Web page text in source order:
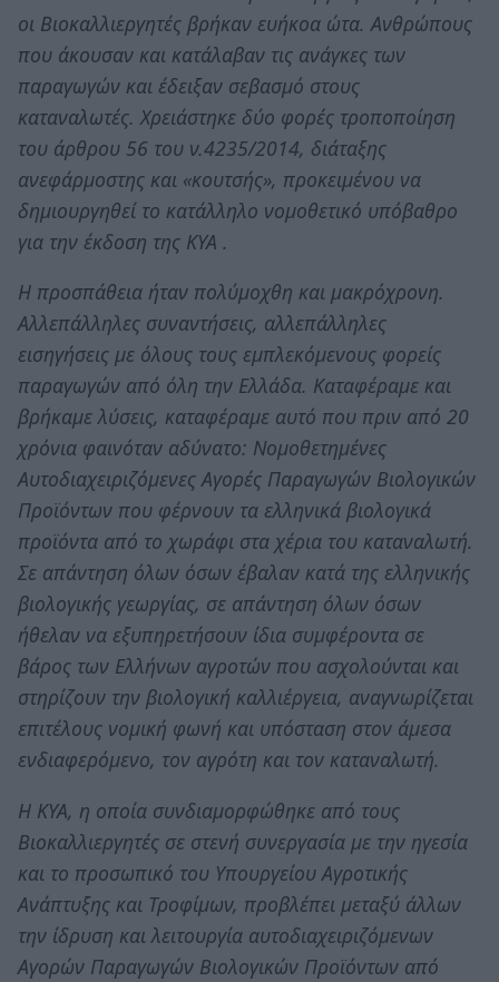
οι Βιοκαλλιεργητές βρήκαν ευήκοα ώτα. Ανθρώπους
που άκουσαν και κατάλαβαν τις ανάγκες των
παραγωγών και έδειξαν σεβασμό στους
καταναλωτές. Χρειάστηκε δύο φορές τροποποίηση
του άρθρου 56 του ν.4235/2014, διάταξης
ανεφάρμοστης και «κουτσής», προκειμένου να
δημιουργηθεί το κατάλληλο νομοθετικό υπόβαθρο
για την έκδοση της ΚΥΑ .
Η προσπάθεια ήταν πολύμοχθη και μακρόχρονη.
Αλλεπάλληλες συναντήσεις, αλλεπάλληλες
εισηγήσεις με όλους τους εμπλεκόμενους φορείς
παραγωγών από όλη την Ελλάδα. Καταφέραμε και
βρήκαμε λύσεις, καταφέραμε αυτό που πριν από 20
χρόνια φαινόταν αδύνατο: Νομοθετημένες
Αυτοδιαχειριζόμενες Αγορές Παραγωγών Βιολογικών
Προϊόντων που φέρνουν τα ελληνικά βιολογικά
προϊόντα από το χωράφι στα χέρια του καταναλωτή.
Σε απάντηση όλων όσων έβαλαν κατά της ελληνικής
βιολογικής γεωργίας, σε απάντηση όλων όσων
ήθελαν να εξυπηρετήσουν ίδια συμφέροντα σε
βάρος των Ελλήνων αγροτών που ασχολούνται και
στηρίζουν την βιολογική καλλιέργεια, αναγνωρίζεται
επιτέλους νομική φωνή και υπόσταση στον άμεσα
ενδιαφερόμενο, τον αγρότη και τον καταναλωτή.
Η ΚΥΑ, η οποία συνδιαμορφώθηκε από τους
Βιοκαλλιεργητές σε στενή συνεργασία με την ηγεσία
και το προσωπικό του Υπουργείου Αγροτικής
Ανάπτυξης και Τροφίμων, προβλέπει μεταξύ άλλων
την ίδρυση και λειτουργία αυτοδιαχειριζόμενων
Αγορών Παραγωγών Βιολογικών Προϊόντων από